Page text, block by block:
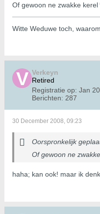
Of gewoon ne zwakke kerel
Witte Weduwe toch,
Verkeyn
Retired
Registratie op: Jan
Berichten: 287
30 December 2008, 09:23
Oorspronkelijk
Of gewoon ne
haha; kan ook! maar ik